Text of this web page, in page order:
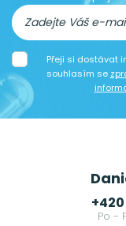
Přeji si dostávat
souhlasím se
+420
Po -